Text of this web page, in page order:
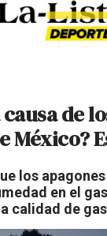
de
México?
los
en el
calidad de